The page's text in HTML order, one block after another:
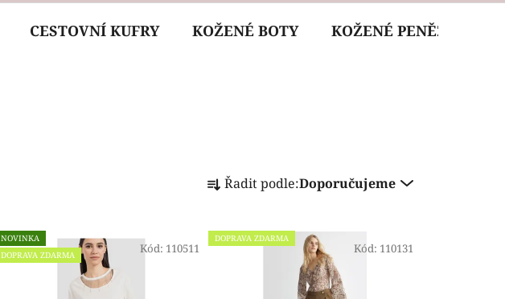
KOŠÍK
CESTOVNÍ KUFRY KOŽENÉ BOTY KOŽENÉ PENĚŽENKY
a
e
n
Řadit podle:Doporučujeme
NOVINKA
DOPRAVA ZDARMA
Kód: 110511
DOPRAVA ZDARMA
Kód: 110131